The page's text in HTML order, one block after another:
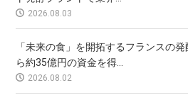
2026.08.03
「未来の食」を開拓するフランスの
ら約35億円の資金を得...
2026.08.02